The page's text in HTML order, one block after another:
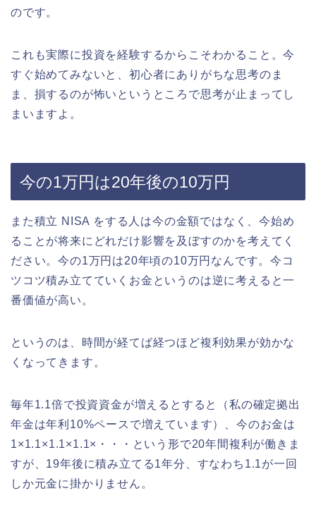
のです。
これも実際に投資を経験するからこそわかること。今
すぐ始めてみないと、初心者にありがちな思考のま
ま、損するのが怖いというところで思考が止まってし
まいますよ。
今の1万円は20年後の10万円
また積立 NISA をする人は今の金額ではなく、今始め
ることが将来にどれだけ影響を及ぼすのかを考えてく
ださい。今の1万円は20年頃の10万円なんです。今コ
ツコツ積み立てていくお金というのは逆に考えると一
番価値が高い。
というのは、時間が経てば経つほど複利効果が効かな
くなってきます。
毎年1.1倍で投資資金が増えるとすると（私の確定拠出
年金は年利10%ペースで増えています）、今のお金は
1×1.1×1.1×1.1×・・・という形で20年間複利が働きま
すが、19年後に積み立てる1年分、すなわち1.1が一回
しか元金に掛かりません。